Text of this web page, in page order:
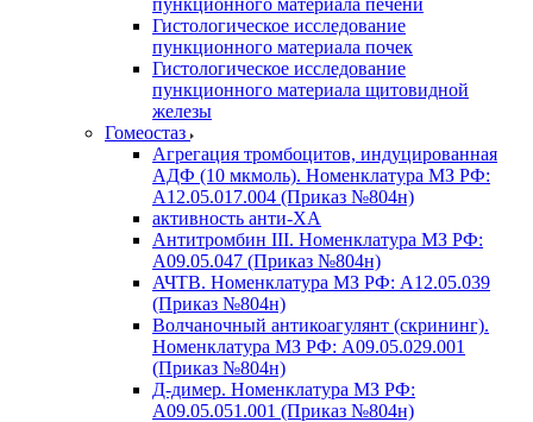
пункционного материала печени
Гистологическое исследование
пункционного материала почек
Гистологическое исследование
пункционного материала щитовидной
железы
Гомеостаз
Агрегация тромбоцитов, индуцированная
АДФ (10 мкмоль). Номенклатура МЗ РФ:
A12.05.017.004 (Приказ №804н)
активность анти-ХА
Антитромбин III. Номенклатура МЗ РФ:
A09.05.047 (Приказ №804н)
АЧТВ. Номенклатура МЗ РФ: A12.05.039
(Приказ №804н)
Волчаночный антикоагулянт (скрининг).
Номенклатура МЗ РФ: A09.05.029.001
(Приказ №804н)
Д-димер. Номенклатура МЗ РФ:
A09.05.051.001 (Приказ №804н)